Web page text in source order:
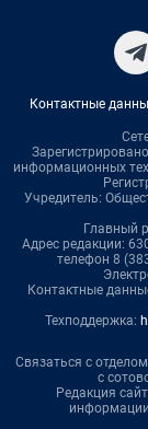
Контактные
информационных
Учредитель:
Главный
Адрес редакции:
телефон 8
Контактные
Техподдержка:
Связаться с
с
Редакция